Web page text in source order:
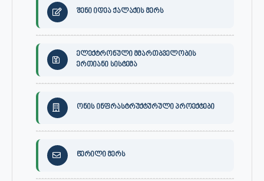
შენი იდეა ქალაქის მერს
ელექტრონული მმართბველობის
ერთიანი სისტემა
ონის ინფრასტრუქტურული პროექტები
წერილი მერს